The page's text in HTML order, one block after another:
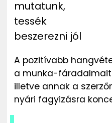
mutatunk,
tessék
beszerezni jól
A pozitívabb
a munka-fáradalmait
illetve annak a
nyári fagyizásra